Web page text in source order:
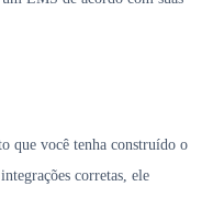
que você tenha construído o
corretas, ele